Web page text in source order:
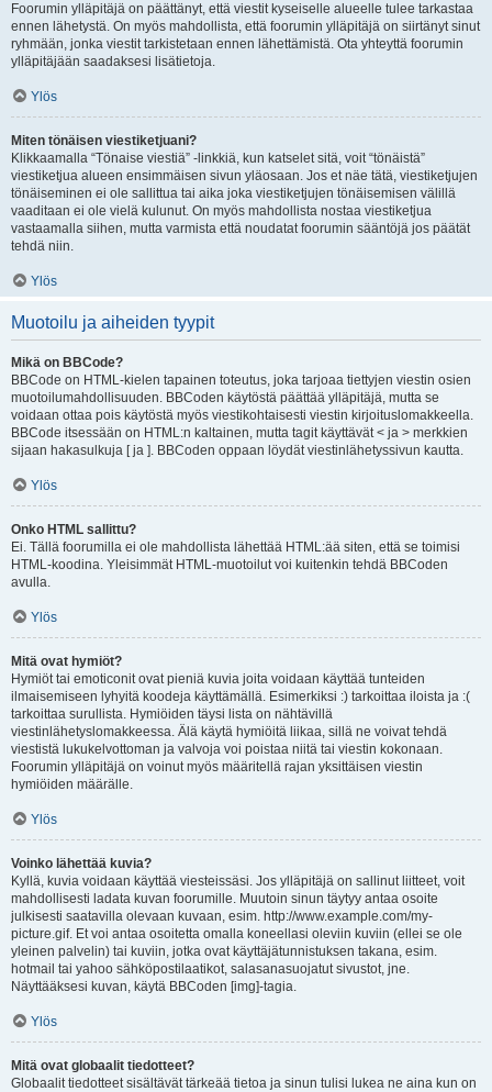
Foorumin ylläpitäjä on päättänyt, että viestit kyseiselle alueelle tulee tarkastaa
ennen lähetystä. On myös mahdollista, että foorumin ylläpitäjä on siirtänyt sinut
ryhmään, jonka viestit tarkistetaan ennen lähettämistä. Ota yhteyttä foorumin
ylläpitäjään saadaksesi lisätietoja.
Ylös
Miten tönäisen viestiketjuani?
Klikkaamalla “Tönaise viestiä” -linkkiä, kun katselet sitä, voit “tönäistä”
viestiketjua alueen ensimmäisen sivun yläosaan. Jos et näe tätä, viestiketjujen
tönäiseminen ei ole sallittua tai aika joka viestiketjujen tönäisemisen välillä
vaaditaan ei ole vielä kulunut. On myös mahdollista nostaa viestiketjua
vastaamalla siihen, mutta varmista että noudatat foorumin sääntöjä jos päätät
tehdä niin.
Ylös
Muotoilu ja aiheiden tyypit
Mikä on BBCode?
BBCode on HTML-kielen tapainen toteutus, joka tarjoaa tiettyjen viestin osien
muotoilumahdollisuuden. BBCoden käytöstä päättää ylläpitäjä, mutta se
voidaan ottaa pois käytöstä myös viestikohtaisesti viestin kirjoituslomakkeella.
BBCode itsessään on HTML:n kaltainen, mutta tagit käyttävät < ja > merkkien
sijaan hakasulkuja [ ja ]. BBCoden oppaan löydät viestinlähetyssivun kautta.
Ylös
Onko HTML sallittu?
Ei. Tällä foorumilla ei ole mahdollista lähettää HTML:ää siten, että se toimisi
HTML-koodina. Yleisimmät HTML-muotoilut voi kuitenkin tehdä BBCoden
avulla.
Ylös
Mitä ovat hymiöt?
Hymiöt tai emoticonit ovat pieniä kuvia joita voidaan käyttää tunteiden
ilmaisemiseen lyhyitä koodeja käyttämällä. Esimerkiksi :) tarkoittaa iloista ja :(
tarkoittaa surullista. Hymiöiden täysi lista on nähtävillä
viestinlähetyslomakkeessa. Älä käytä hymiöitä liikaa, sillä ne voivat tehdä
viestistä lukukelvottoman ja valvoja voi poistaa niitä tai viestin kokonaan.
Foorumin ylläpitäjä on voinut myös määritellä rajan yksittäisen viestin
hymiöiden määrälle.
Ylös
Voinko lähettää kuvia?
Kyllä, kuvia voidaan käyttää viesteissäsi. Jos ylläpitäjä on sallinut liitteet, voit
mahdollisesti ladata kuvan foorumille. Muutoin sinun täytyy antaa osoite
julkisesti saatavilla olevaan kuvaan, esim. http://www.example.com/my-
picture.gif. Et voi antaa osoitetta omalla koneellasi oleviin kuviin (ellei se ole
yleinen palvelin) tai kuviin, jotka ovat käyttäjätunnistuksen takana, esim.
hotmail tai yahoo sähköpostilaatikot, salasanasuojatut sivustot, jne.
Näyttääksesi kuvan, käytä BBCoden [img]-tagia.
Ylös
Mitä ovat globaalit tiedotteet?
Globaalit tiedotteet sisältävät tärkeää tietoa ja sinun tulisi lukea ne aina kun on